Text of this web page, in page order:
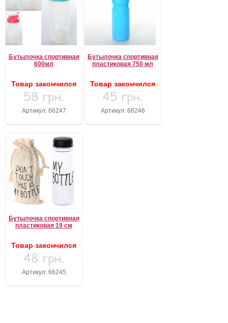
Бутылочка спортивная
600мл
Товар закончился
58 грн.
Артикул: 66247
Бутылочка спортивная
пластиковая 750 мл
Товар закончился
45 грн.
Артикул: 66246
Бутылочка спортивная
пластиковая 19 см
Товар закончился
48 грн.
Артикул: 66245